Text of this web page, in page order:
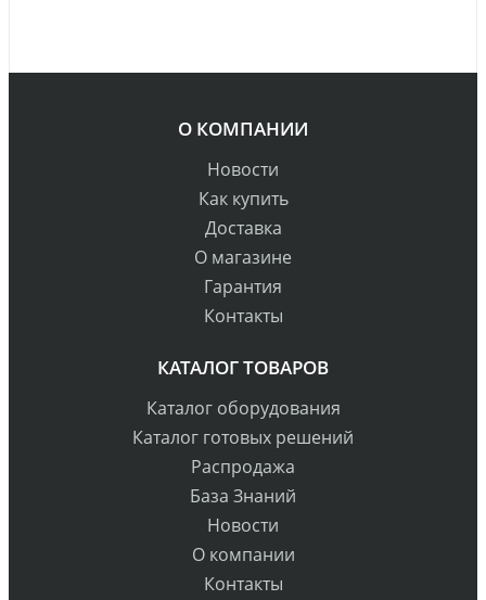
О КОМПАНИИ
Новости
Как купить
Доставка
О магазине
Гарантия
Контакты
КАТАЛОГ ТОВАРОВ
Каталог оборудования
Каталог готовых решений
Распродажа
База Знаний
Новости
О компании
Контакты